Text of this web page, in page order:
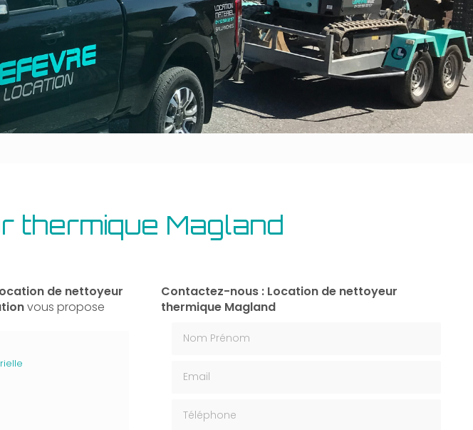
Outillage bâtiment
Energie
thermique Magland
de nettoyeur
vous propose
Contactez-nous : Location de nettoyeur
thermique Magland